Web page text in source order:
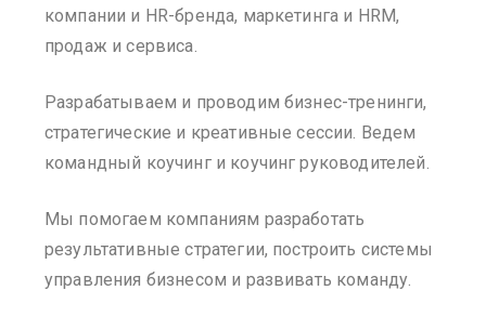
компании и HR-бренда, маркетинга и HRM,
продаж и сервиса.
Разрабатываем и проводим бизнес-тренинги,
стратегические и креативные сессии. Ведем
командный коучинг и коучинг руководителей.
Мы помогаем компаниям разработать
результативные стратегии, построить системы
управления бизнесом и развивать команду.